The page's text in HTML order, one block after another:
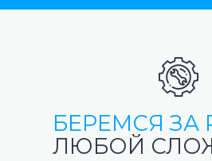
БЕРЕМСЯ ЗА
ЛЮБОЙ